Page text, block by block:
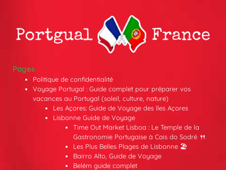
Pages
Politique de confidentialité
Voyage Portugal : Guide complet pour préparer vos
vacances au Portugal (soleil, culture, nature)
Les Açores: Guide de Voyage des îles Açores
Lisbonne Guide de Voyage
Time Out Market Lisboa : Le Temple de la
Gastronomie Portugaise à Cais do Sodré 🍴
Les Plus Belles Plages de Lisbonne 🏖️
Bairro Alto, Guide de Voyage
Belém guide complet